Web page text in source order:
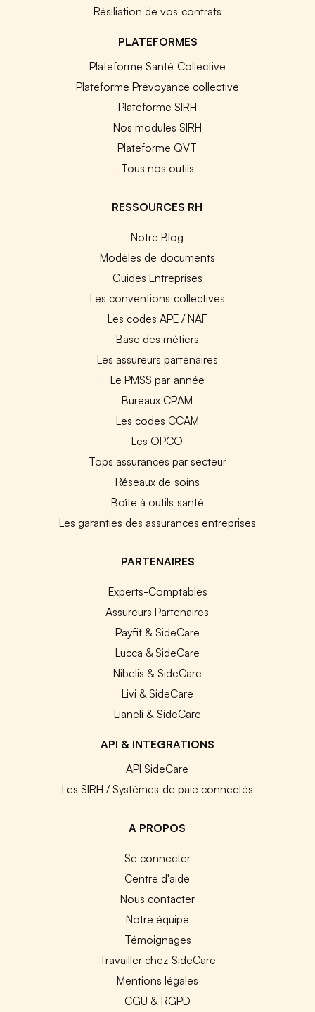
Résiliation de vos contrats
PLATEFORMES
Plateforme Santé Collective
Plateforme Prévoyance collective
Plateforme SIRH
Nos modules SIRH
Plateforme QVT
Tous nos outils
RESSOURCES RH
Notre Blog
Modèles de documents
Guides Entreprises
Les conventions collectives
Les codes APE / NAF
Base des métiers
Les assureurs partenaires
Le PMSS par année
Bureaux CPAM
Les codes CCAM
Les OPCO
Tops assurances par secteur
Réseaux de soins
Boîte à outils santé
Les garanties des assurances entreprises
PARTENAIRES
Experts-Comptables
Assureurs Partenaires
Payfit & SideCare
Lucca & SideCare
Nibelis & SideCare
Livi & SideCare
Lianeli & SideCare
API & INTEGRATIONS
API SideCare
Les SIRH / Systèmes de paie connectés
A PROPOS
Se connecter
Centre d'aide
Nous contacter
Notre équipe
Témoignages
Travailler chez SideCare
Mentions légales
CGU & RGPD